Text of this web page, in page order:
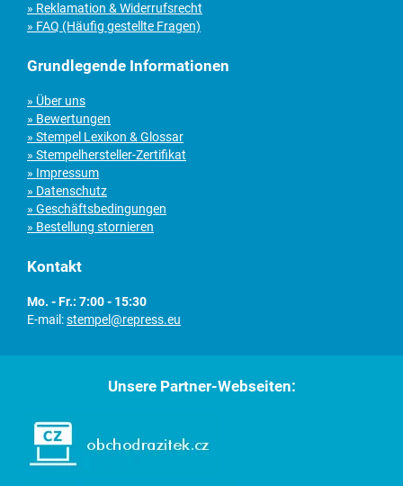
» Reklamation & Widerrufsrecht
» FAQ (Häufig gestellte Fragen)
Grundlegende Informationen
» Über uns
» Bewertungen
» Stempel Lexikon & Glossar
» Stempelhersteller-Zertifikat
» Impressum
» Datenschutz
» Geschäftsbedingungen
» Bestellung stornieren
Kontakt
Mo. - Fr.: 7:00 - 15:30
E-mail:stempel@repress.eu
Unsere Partner-Webseiten: